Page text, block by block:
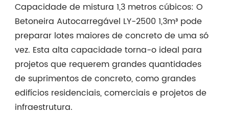
Capacidade de mistura 1,3 metros cúbicos: O
Betoneira Autocarregável LY-2500 1,3m³ pode
preparar lotes maiores de concreto de uma só
vez. Esta alta capacidade torna-o ideal para
projetos que requerem grandes quantidades
de suprimentos de concreto, como grandes
edifícios residenciais, comerciais e projetos de
infraestrutura.